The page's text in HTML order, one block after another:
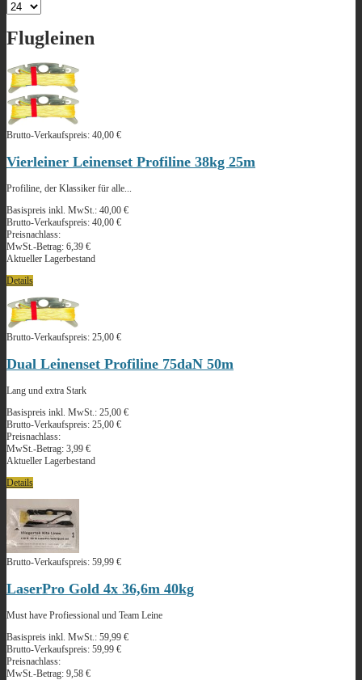
Flugleinen
Brutto-Verkaufspreis: 40,00 €
Vierleiner Leinenset Profiline 38kg 25m
Profiline, der Klassiker für alle...
Basispreis inkl. MwSt.: 40,00 €
Brutto-Verkaufspreis: 40,00 €
Preisnachlass:
MwSt.-Betrag: 6,39 €
Aktueller Lagerbestand
Details
Brutto-Verkaufspreis: 25,00 €
Dual Leinenset Profiline 75daN 50m
Lang und extra Stark
Basispreis inkl. MwSt.: 25,00 €
Brutto-Verkaufspreis: 25,00 €
Preisnachlass:
MwSt.-Betrag: 3,99 €
Aktueller Lagerbestand
Details
Brutto-Verkaufspreis: 59,99 €
LaserPro Gold 4x 36,6m 40kg
Must have Profiessional und Team Leine
Basispreis inkl. MwSt.: 59,99 €
Brutto-Verkaufspreis: 59,99 €
Preisnachlass:
MwSt.-Betrag: 9,58 €